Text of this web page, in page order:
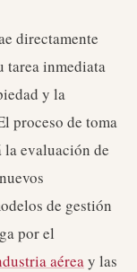
directamente
tarea inmediata
y la
proceso de toma
evaluación de
de gestión
por el
aéreay las